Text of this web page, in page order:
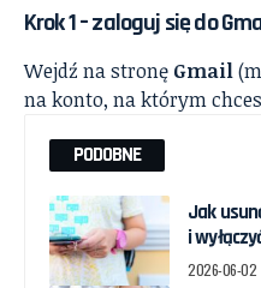
Krok 1 – zaloguj się do
Wejdź na stronę Gmail
na konto, na którym
PODOBNE
Jak
i
2026-06-02